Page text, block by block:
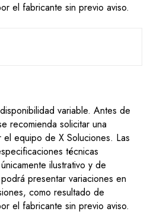
el fabricante sin previo aviso.
variable. Antes de
recomienda solicitar una
equipo de X Soluciones. Las
técnicas
ilustrativo y de
presentar variaciones en
como resultado de
el fabricante sin previo aviso.